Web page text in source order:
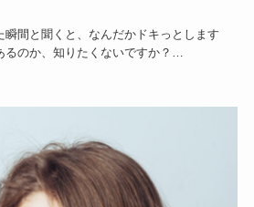
瞬間と聞くと、なんだかドキっとします
のか、知りたくないですか？
…